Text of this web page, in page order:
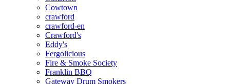
Cowtown
crawford
crawford-en
Crawford's
Eddy's
Fergolicious
Fire & Smoke Society
Franklin BBQ
Gateway Drum Smokers